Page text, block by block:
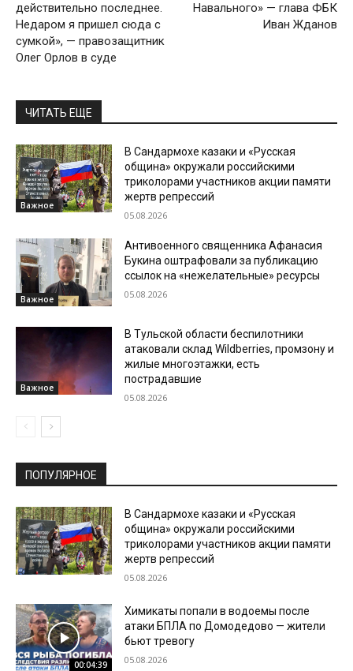
действительно последнее.
Недаром я пришел сюда с
сумкой», — правозащитник
Олег Орлов в суде
Навального» — глава ФБК
Иван Жданов
ЧИТАТЬ ЕЩЕ
Важное
В Сандармохе казаки и «Русская
община» окружали российскими
триколорами участников акции памяти
жертв репрессий
05.08.2026
Важное
Антивоенного священника Афанасия
Букина оштрафовали за публикацию
ссылок на «нежелательные» ресурсы
05.08.2026
Важное
В Тульской области беспилотники
атаковали склад Wildberries, промзону и
жилые многоэтажки, есть
пострадавшие
05.08.2026
ПОПУЛЯРНОЕ
В Сандармохе казаки и «Русская
община» окружали российскими
триколорами участников акции памяти
жертв репрессий
05.08.2026
00:04:39
Химикаты попали в водоемы после
атаки БПЛА по Домодедово — жители
бьют тревогу
05.08.2026